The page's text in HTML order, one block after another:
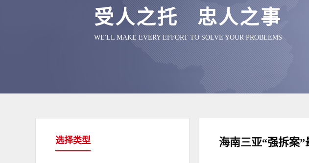
受人之托 忠人之事
WE'LL MAKE EVERY EFFORT TO SOLVE YOUR PROBLEMS
选择类型 海南三亚“强拆案”